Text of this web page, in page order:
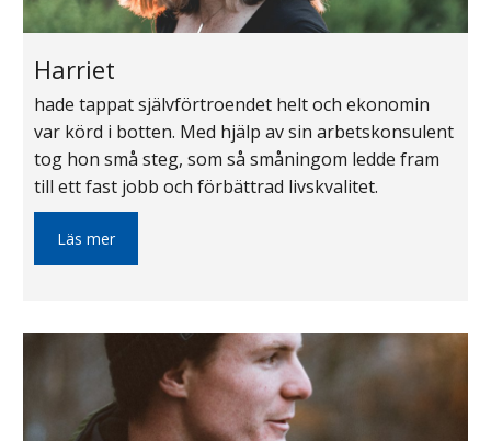
Harriet
hade tappat självförtroendet helt och ekonomin
var körd i botten. Med hjälp av sin arbetskonsulent
tog hon små steg, som så småningom ledde fram
till ett fast jobb och förbättrad livskvalitet.
Läs mer